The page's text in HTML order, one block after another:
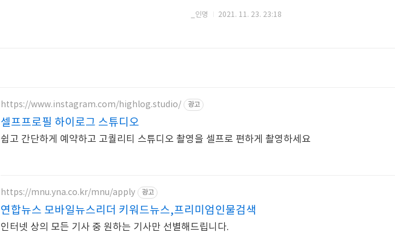
_인명 2021. 11. 23. 23:18
https://www.instagram.com/highlog.studio/ 광고
셀프프로필 하이로그 스튜디오
쉽고 간단하게 예약하고 고퀄리티 스튜디오 촬영을 셀프로 편하게 촬영하세요
https://mnu.yna.co.kr/mnu/apply 광고
연합뉴스 모바일뉴스리더 키워드뉴스,프리미엄인물검색
인터넷 상의 모든 기사 중 원하는 기사만 선별해드립니다.